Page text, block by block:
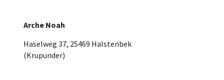
Arche Noah
Haselweg 37, 25469 Halstenbek
(Krupunder)